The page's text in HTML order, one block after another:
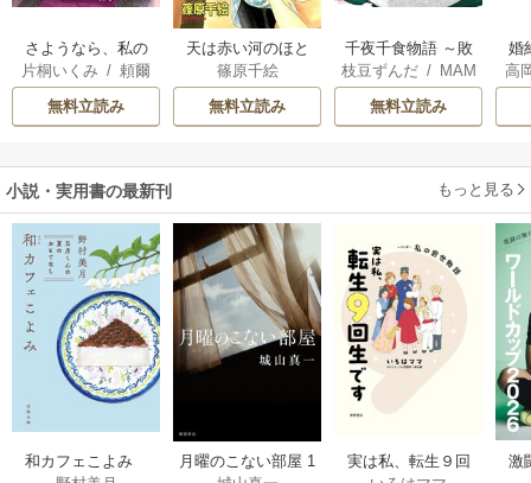
さようなら、私の
冷遇生活 ～パーテ
ィーで声をかけて
きたのがヤバい男
片桐いくみ /頼爾
無料立読み
天は赤い河のほと
り
篠原千絵
無料立読み
千夜千食物語 ～敗
国の姫ですが氷の
皇子殿下がどうも
溺愛してくれてい
枝豆ずんだ/ MAM
AKOTO / 鴉羽凛燈
無料立読み
婚
っ
高
小説・実用書の最新刊 もっと見る
和カフェこよみ
月曜のこない部屋 1
実は私、転生９回
激